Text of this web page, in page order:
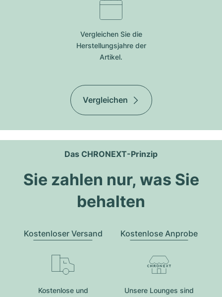
Vergleichen Sie die
Herstellungsjahre der
Artikel.
Vergleichen
Das CHRONEXT-Prinzip
Sie zahlen nur, was Sie
behalten
Kostenloser Versand
Kostenlose und
Kostenlose Anprobe
Unsere Lounges sind